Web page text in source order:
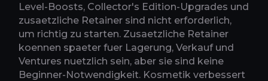
Level-Boosts, Collector's Edition-Upgrades und
zusaetzliche Retainer sind nicht erforderlich,
um richtig zu starten. Zusaetzliche Retainer
koennen spaeter fuer Lagerung, Verkauf und
Ventures nuetzlich sein, aber sie sind keine
Beginner-Notwendigkeit. Kosmetik verbessert